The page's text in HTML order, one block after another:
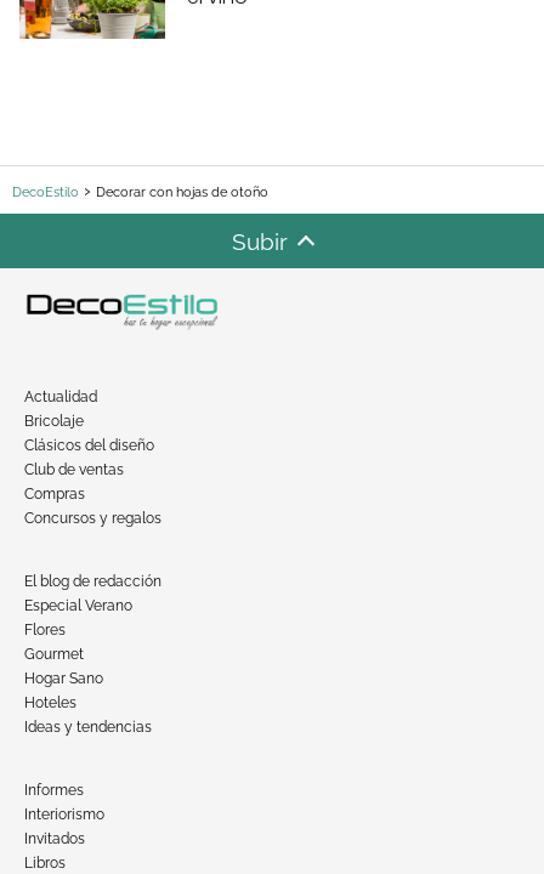
DecoEstilo Decorar con hojas de otoño
Subir
Actualidad
Bricolaje
Clásicos del diseño
Club de ventas
Compras
Concursos y regalos
El blog de redacción
Especial Verano
Flores
Gourmet
Hogar Sano
Hoteles
Ideas y tendencias
Informes
Interiorismo
Invitados
Libros